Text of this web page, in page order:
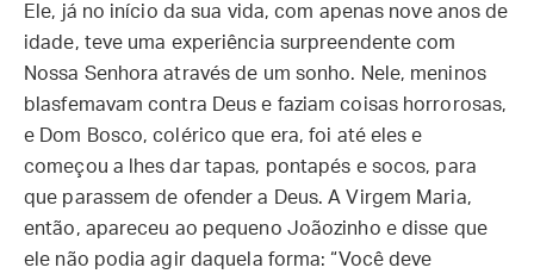
Ele, já no início da sua vida, com apenas nove anos de
idade, teve uma experiência surpreendente com
Nossa Senhora através de um sonho. Nele, meninos
blasfemavam contra Deus e faziam coisas horrorosas,
e Dom Bosco, colérico que era, foi até eles e
começou a lhes dar tapas, pontapés e socos, para
que parassem de ofender a Deus. A Virgem Maria,
então, apareceu ao pequeno Joãozinho e disse que
ele não podia agir daquela forma: “Você deve